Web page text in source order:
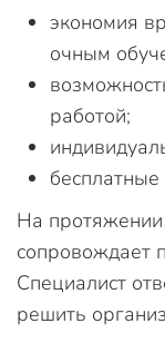
экономия
очным
работой;
На протяжении
сопровождает
Специалист
решить